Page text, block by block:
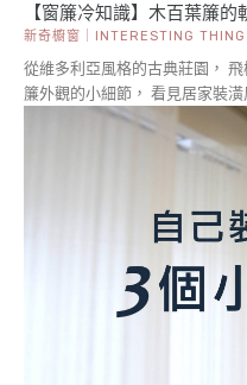
【窗簾冷知識】木百葉簾
新奇櫥窗｜INTERESTING THING
從維多利亞風格的古典莊園，
簾外觀的小細節， 看見居家裝